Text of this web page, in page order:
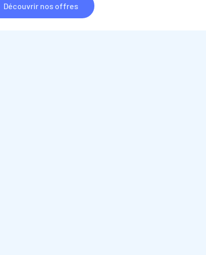
Découvrir nos offres